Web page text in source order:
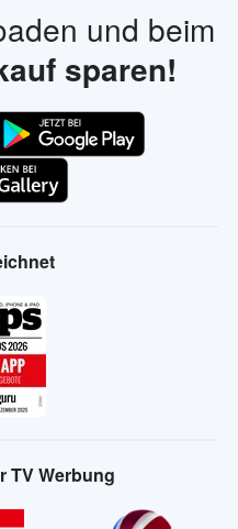
und beim
sparen!
TV Werbung